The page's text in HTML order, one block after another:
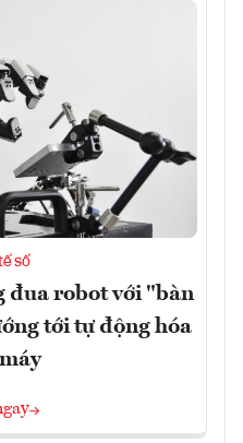
số
đua robot với "bàn
tới tự động hóa